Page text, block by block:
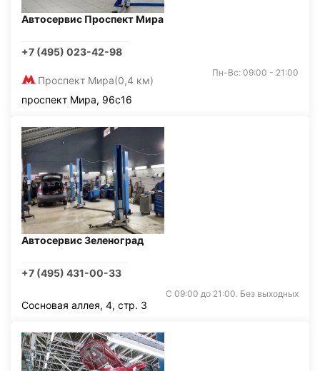
Автосервис Проспект Мира
+7 (495) 023-42-98
Проспект Мира(0,4 км)
Пн-Вс: 09:00 - 21:00
проспект Мира, 96с16
Автосервис Зеленоград
+7 (495) 431-00-33
С 09:00 до 21:00. Без выходных
Сосновая аллея, 4, стр. 3